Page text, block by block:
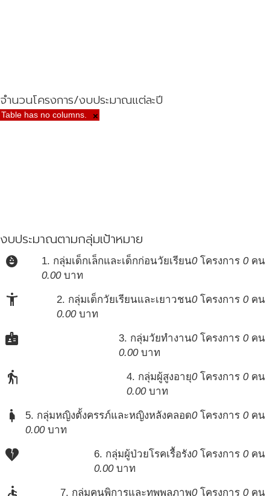
จำนวนโครงการ/งบประมาณแต่ละปี
Table has no columns. ×
งบประมาณตามกลุ่มเป้าหมาย
child_care 1. กลุ่มเด็กเล็กและเด็กก่อนวัยเรียน0โครงการ 0คน
0.00บาท
accessibility_new 2. กลุ่มเด็กวัยเรียนและเยาวชน0โครงการ 0คน
0.00บาท
badge 3. กลุ่มวัยทำงาน0โครงการ 0คน
0.00บาท
elderly 4. กลุ่มผู้สูงอายุ0โครงการ 0คน
0.00บาท
pregnant_woman 5. กลุ่มหญิงตั้งครรภ์และหญิงหลังคลอด0โครงการ 0คน
0.00บาท
heart_broken 6. กลุ่มผู้ป่วยโรคเรื้อรัง0โครงการ 0คน
0.00บาท
7. กลุ่มคนพิการและทุพพลภาพ0โครงการ 0คน